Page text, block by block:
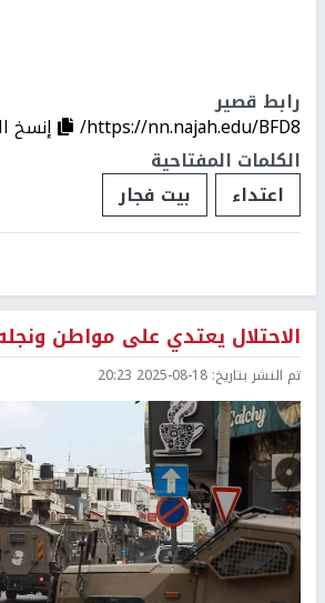
رابط قصير
https://nn.najah.edu/BFD8/
إنسخ
الكلمات المفتاحية
اعتداء
بيت فجار
الاحتلال يعتدي على مواطن
تم النشر بتاريخ: 2025-08-18 20:23